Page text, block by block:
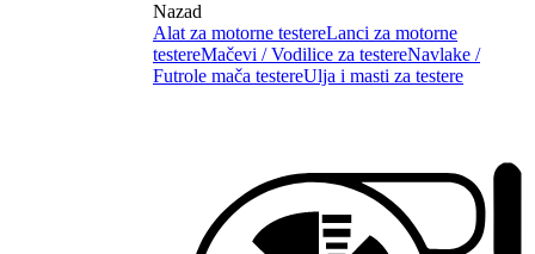
Nazad
Alat za motorne testereLanci za motorne
testereMačevi / Vodilice za testereNavlake /
Futrole mača testereUlja i masti za testere